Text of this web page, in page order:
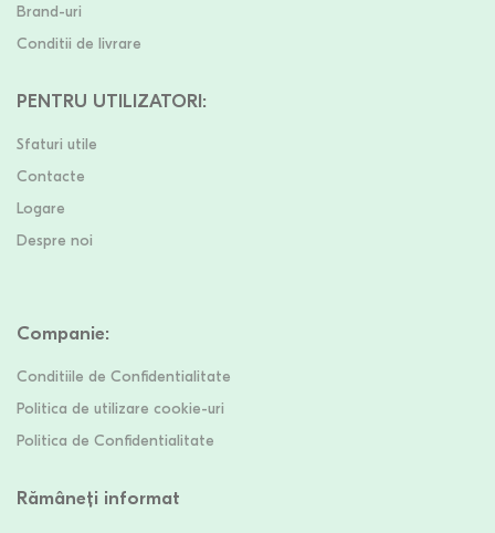
Brand-uri
Conditii de livrare
PENTRU UTILIZATORI:
Sfaturi utile
Contacte
Logare
Despre noi
Companie:
Conditiile de Confidentialitate
Politica de utilizare cookie-uri
Politica de Confidentialitate
Rămâneți informat